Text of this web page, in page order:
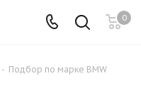
0
- Подбор по марке BMW